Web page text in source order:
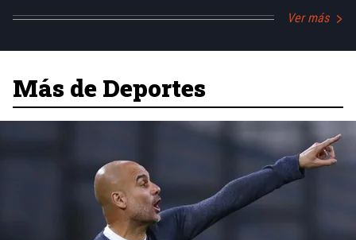
Ver más
Más de Deportes